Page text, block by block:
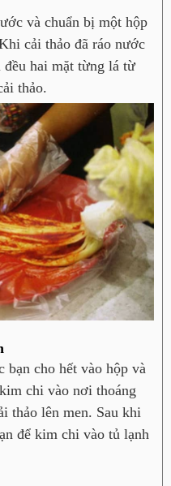
và chuẩn bị một hộp
cải thảo đã ráo nước
hai mặt từng lá từ
thảo.
cho hết vào hộp và
chi vào nơi thoáng
thảo lên men. Sau khi
để kim chi vào tủ lạnh